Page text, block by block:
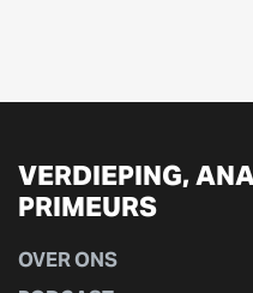
VERDIEPING,
PRIMEURS
OVER ONS